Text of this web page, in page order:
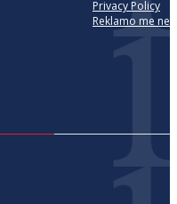
Privacy Policy
Reklamo me ne